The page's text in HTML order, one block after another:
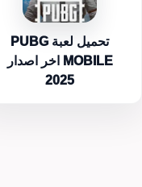
تحميل لعبة PUBG
MOBILE اخر اصدار
2025